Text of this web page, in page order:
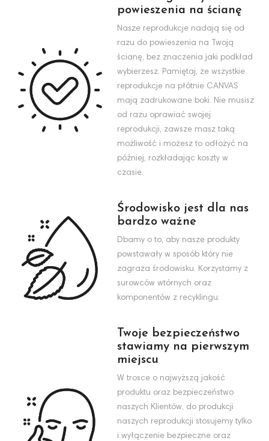
powieszenia na ścianę
Nasze reprodukcje nadają się od
razu do powieszenia na Twoją
ścianę, bez znaczenia jaki podkład
wybierzesz. Pamiętaj, że wszystkie
reprodukcje na płótnie CANVAS
mają zadrukowane boki. Nie musisz
od razu oprawiać swojej
reprodukcji, zawsze masz taką
możliwość i możesz to odłożyć na
później, rozkładając koszty w
czasie.
Środowisko jest dla nas
bardzo ważne
Dbamy o to, aby nasze produkty
powstawały w sposób który nie
zagraża środowisku. Korzystamy z
surowców wtórnych oraz
komponentów z recyklingu.
Twoje bezpieczeństwo
stawiamy na pierwszym
miejscu
W trosce o najwyższą jakość
produktu oraz bezpieczeństwo
naszych Klientów, do produkcji
naszych reprodukcji stosujemy tylko
i wyłączenie bezpieczne oraz